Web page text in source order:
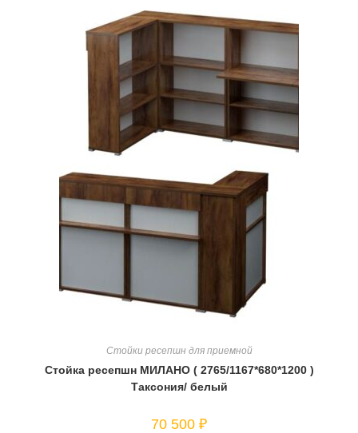
Стойки ресепшн для приемной
Стойка ресепшн МИЛАНО ( 2765/1167*680*1200 )
Таксония/ белый
70 500 ₽